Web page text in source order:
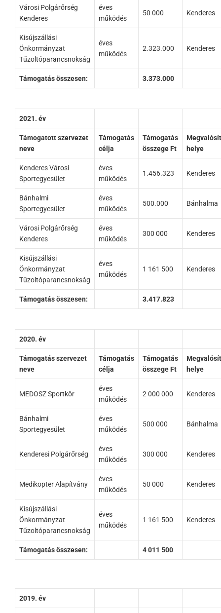
Városi Polgárőrség
Kenderes
éves
működés
50 000 Kenderes
Kisújszállási
Önkormányzat
Tűzoltóparancsnokság
éves
működés
2.323.000 Kenderes
Támogatás összesen: 3.373.000
2021. év
Támogatott szervezet
neve
Támogatás
célja
Támogatás
összege Ft
helye
Kenderes Városi
Sportegyesület
éves
működés
1.456.323 Kenderes
Bánhalmi
Sportegyesület
éves
működés
500.000 Bánhalma
Városi Polgárőrség
Kenderes
éves
működés
300 000 Kenderes
Kisújszállási
Önkormányzat
Tűzoltóparancsnokság
éves
működés
1 161 500 Kenderes
Támogatás összesen: 3.417.823
2020. év
Támogatás szervezet
neve
Támogatás
célja
Támogatás
összege Ft
helye
MEDOSZ Sportkör
éves
működés
2 000 000 Kenderes
Bánhalmi
Sportegyesület
éves
működés
500 000 Bánhalma
Kenderesi Polgárőrség
éves
működés
300 000 Kenderes
Medikopter Alapítvány
éves
működés
50 000 Kenderes
Kisújszállási
Önkormányzat
Tűzoltóparancsnokság
éves
működés
1 161 500 Kenderes
Támogatás összesen: 4 011 500
2019. év